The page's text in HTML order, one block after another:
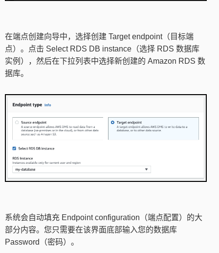
在端点创建向导中，选择创建 Target endpoint（目标端
点）。点击 Select RDS DB instance（选择 RDS 数据库
实例），然后在下拉列表中选择新创建的 Amazon RDS 数
据库。
系统会自动填充 Endpoint configuration（端点配置）的大
部分内容。您只需要在该界面底部输入您的数据库
Password（密码）。